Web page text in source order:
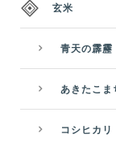
玄米
青天の霹靂
あきたこま
コシヒカリ